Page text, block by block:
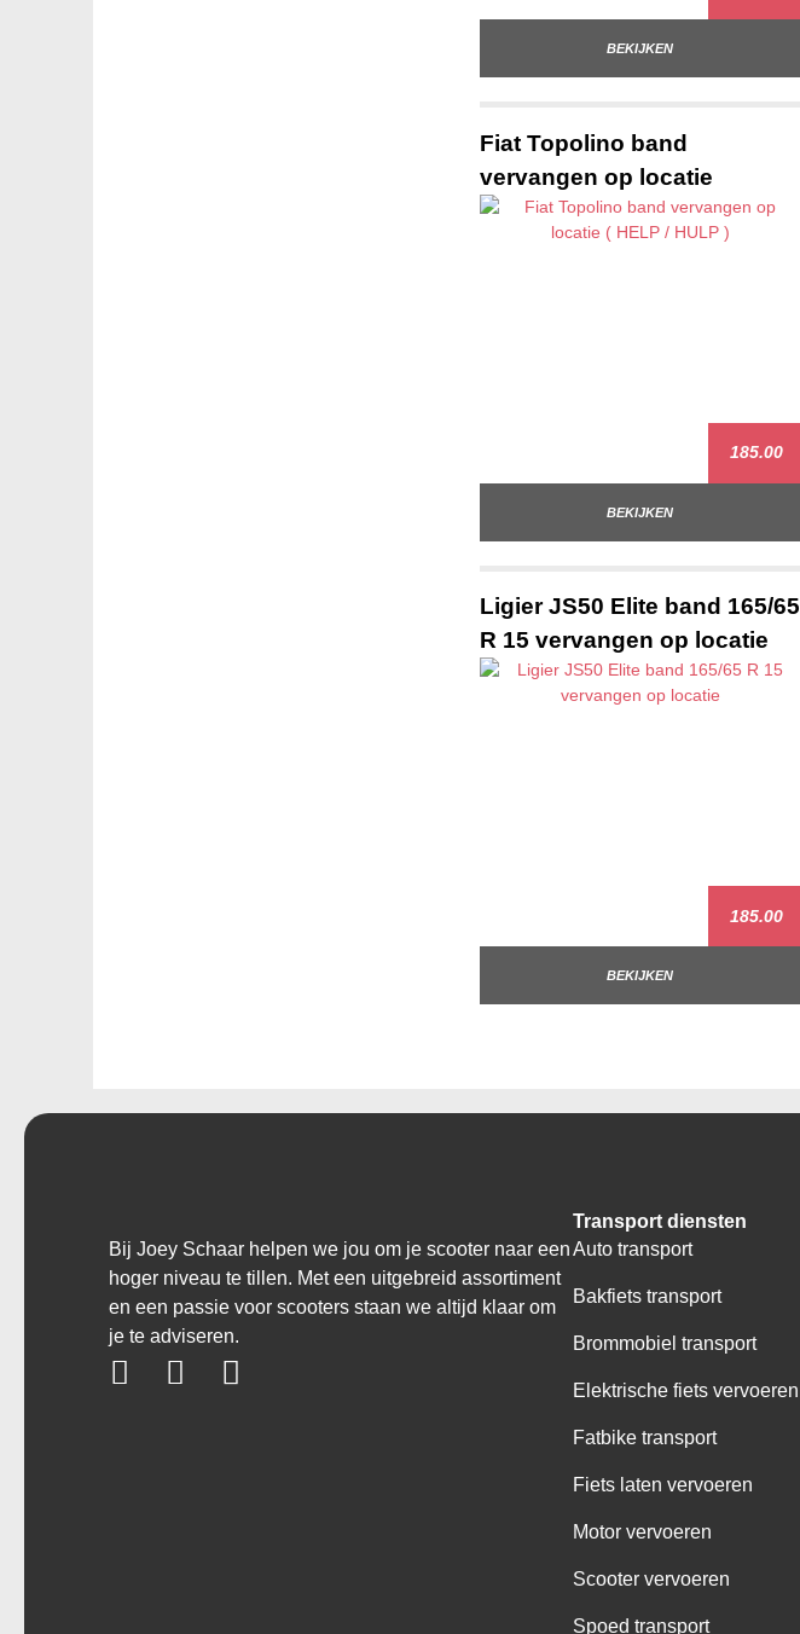
BEKIJKEN
Fiat Topolino band
vervangen op locatie
185.00
BEKIJKEN
Ligier JS50 Elite band 165/65
R 15 vervangen op locatie
185.00
BEKIJKEN
Bij Joey Schaar helpen we jou om je scooter naar een
hoger niveau te tillen. Met een uitgebreid assortiment
en een passie voor scooters staan we altijd klaar om
je te adviseren.
Transport diensten
Auto transport
Bakfiets transport
Brommobiel transport
Elektrische fiets vervoeren
Fatbike transport
Fiets laten vervoeren
Motor vervoeren
Scooter vervoeren
Spoed transport